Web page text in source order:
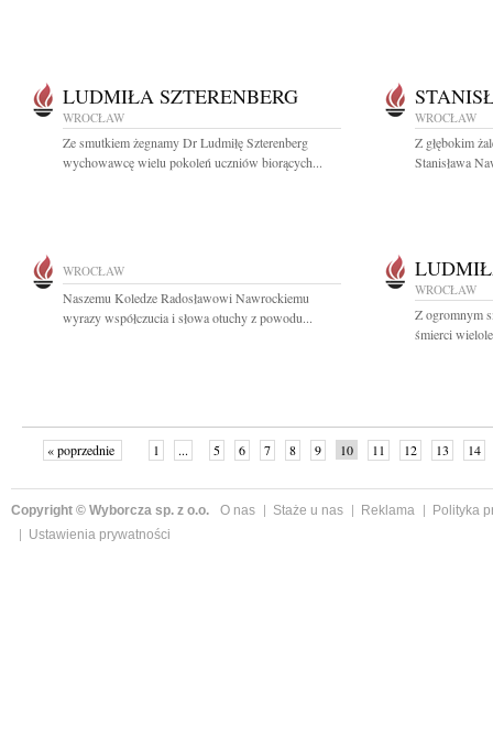
LUDMIŁA SZTERENBERG
WROCŁAW
Ze smutkiem żegnamy Dr Ludmiłę Szterenberg
wychowawcę wielu pokoleń uczniów biorących...
WROCŁAW
Z głębokim
Stanisława
WROCŁAW
Naszemu Koledze Radosławowi Nawrockiemu
wyrazy współczucia i słowa otuchy z powodu...
WROCŁAW
Z ogromnym
śmierci
« poprzednie 1 ... 5 6 7 8 9 10 11 12 13 14
Copyright © Wyborcza sp. z o.o. O nas Staże u nas Reklama
Polityka
Ustawienia prywatności